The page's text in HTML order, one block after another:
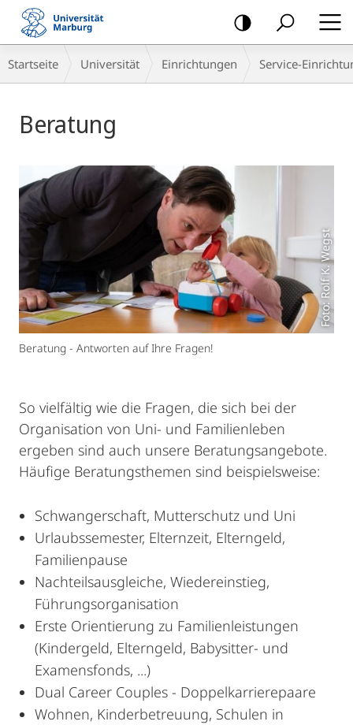
Mobile-
Navigation
Breadcrumb-
Navigation
Startseite Universität Einrichtungen Service-
Beratung
Foto: Rolf K. Wegst
Beratung - Antworten auf Ihre Fragen!
So vielfältig wie die Fragen, die sich bei der
Organisation von Uni- und Familienleben
ergeben sind auch unsere Beratungsangebote.
Häufige Beratungsthemen sind beispielsweise:
Schwangerschaft, Mutterschutz und Uni
Urlaubssemester, Elternzeit, Elterngeld,
Familienpause
Nachteilsausgleiche, Wiedereinstieg,
Führungsorganisation
Erste Orientierung zu Familienleistungen
(Kindergeld, Elterngeld, Babysitter- und
Examensfonds, ...)
Dual Career Couples - Doppelkarrierepaare
Wohnen, Kinderbetreuung, Schulen in